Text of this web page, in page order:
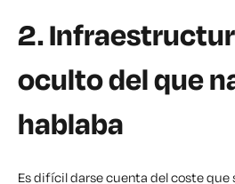
2.
oculto del que
hablaba
Es difícil darse cuenta del coste que